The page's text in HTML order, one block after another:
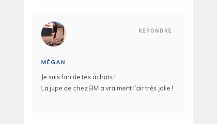
REPONDRE
MÉGAN
Je suis fan de tes achats !
La jupe de chez BM a vraiment l’air très jolie !